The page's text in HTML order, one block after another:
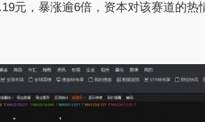
元，暴涨逾6倍，资本对该赛道的